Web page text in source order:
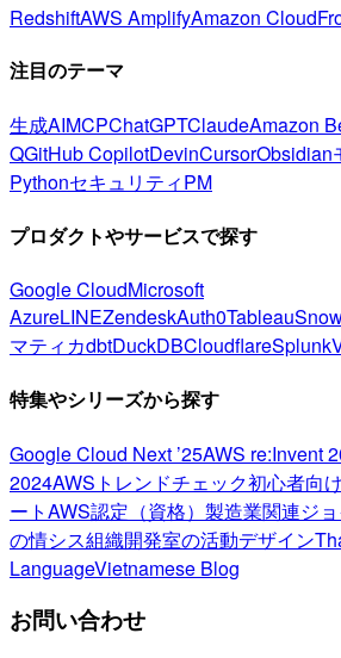
RedshiftAWS AmplifyAmazon
注目のテーマ
生成AIMCPChatGPTClaudeAmazon
QGitHub CopilotDevinCursorObsidian
PythonセキュリティPM
プロダクトやサービスで探す
Google CloudMicrosoft
AzureLINEZendeskAuth0Tableau
マティカdbtDuckDBCloudflareSplunk
特集やシリーズから探す
Google Cloud Next ’25AWS re:Invent
2024AWSトレンドチェック初心者向け
ートAWS認定（資格） 製造業関連ジ
の情シス組織開発室の活動デザイン
LanguageVietnamese Blog
お問い合わせ